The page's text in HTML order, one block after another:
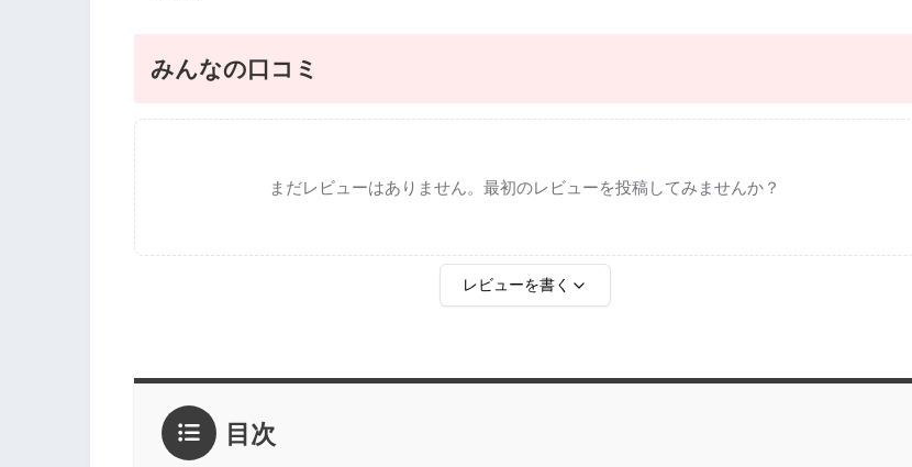
みんなの口コミ
まだレビューはありません。最初のレビューを投稿してみませんか？
レビューを書く
2点
1点
感想*
目次